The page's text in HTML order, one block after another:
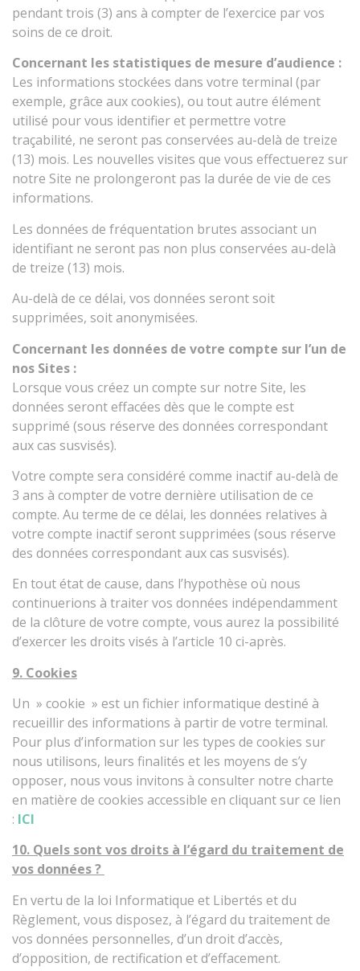
pendant trois (3) ans à compter de l’exercice par vos
soins de ce droit.
Concernant les statistiques de mesure d’audience :
Les informations stockées dans votre terminal (par
exemple, grâce aux cookies), ou tout autre élément
utilisé pour vous identifier et permettre votre
traçabilité, ne seront pas conservées au-delà de treize
(13) mois. Les nouvelles visites que vous effectuerez sur
notre Site ne prolongeront pas la durée de vie de ces
informations.
Les données de fréquentation brutes associant un
identifiant ne seront pas non plus conservées au-delà
de treize (13) mois.
Au-delà de ce délai, vos données seront soit
supprimées, soit anonymisées.
Concernant les données de votre compte sur l’un de
nos Sites :
Lorsque vous créez un compte sur notre Site, les
données seront effacées dès que le compte est
supprimé (sous réserve des données correspondant
aux cas susvisés).
Votre compte sera considéré comme inactif au-delà de
3 ans à compter de votre dernière utilisation de ce
compte. Au terme de ce délai, les données relatives à
votre compte inactif seront supprimées (sous réserve
des données correspondant aux cas susvisés).
En tout état de cause, dans l’hypothèse où nous
continuerions à traiter vos données indépendamment
de la clôture de votre compte, vous aurez la possibilité
d’exercer les droits visés à l’article 10 ci-après.
9. Cookies
Un » cookie » est un fichier informatique destiné à
recueillir des informations à partir de votre terminal.
Pour plus d’information sur les types de cookies sur
nous utilisons, leurs finalités et les moyens de s’y
opposer, nous vous invitons à consulter notre charte
en matière de cookies accessible en cliquant sur ce lien
: ICI
10. Quels sont vos droits à l’égard du traitement de
vos données ?
En vertu de la loi Informatique et Libertés et du
Règlement, vous disposez, à l’égard du traitement de
vos données personnelles, d’un droit d’accès,
d’opposition, de rectification et d’effacement.